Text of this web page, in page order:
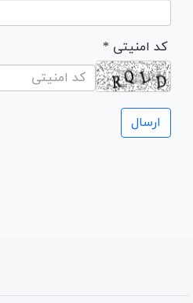
* کد امنیتی